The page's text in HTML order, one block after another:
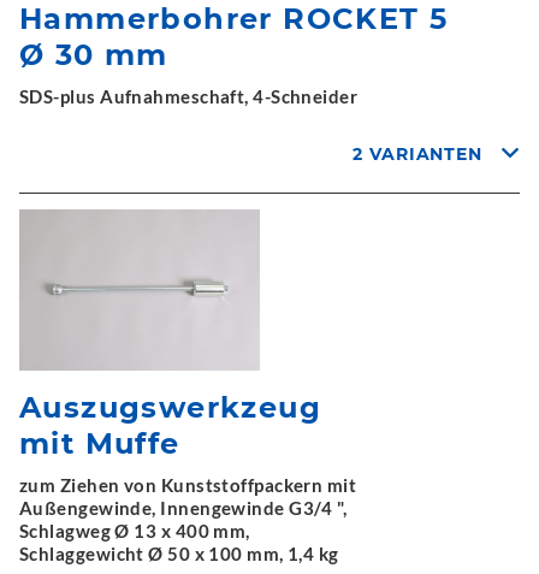
Hammerbohrer ROCKET 5
Ø 30 mm
SDS-plus Aufnahmeschaft, 4-Schneider
2 VARIANTEN
Auszugswerkzeug
mit Muffe
zum Ziehen von Kunststoffpackern mit
Außengewinde, Innengewinde G3/4 ",
Schlagweg Ø 13 x 400 mm,
Schlaggewicht Ø 50 x 100 mm, 1,4 kg